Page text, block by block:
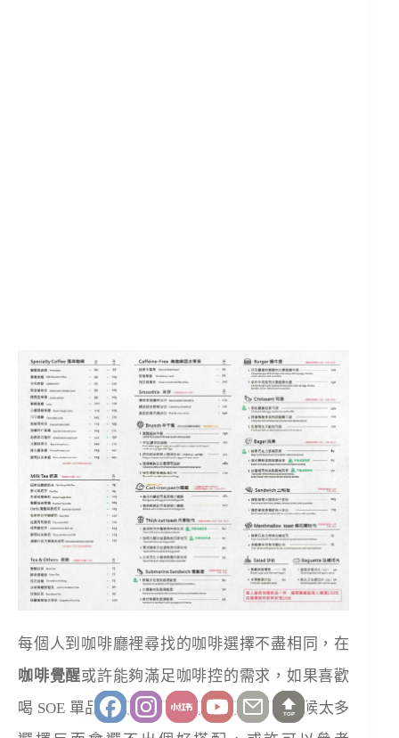
每個人到咖啡廳裡尋找的咖啡選擇不盡相同，在
咖啡覺醒或許能夠滿足咖啡控的需求，如果喜歡
喝 SOE 單品義式在這裡也能喝得到！有時候太多
TOP